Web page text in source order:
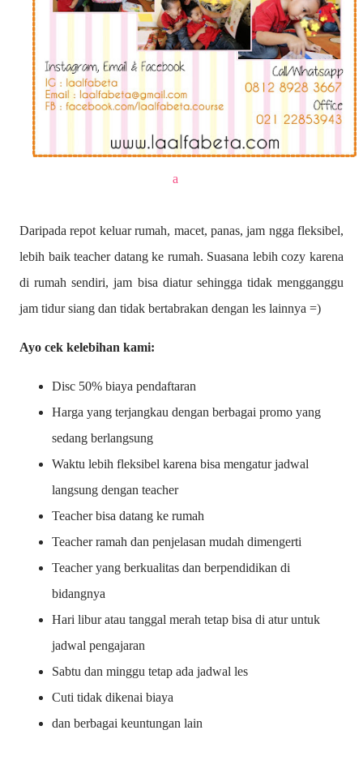
a
Daripada repot keluar rumah, macet, panas, jam ngga fleksibel,
lebih baik teacher datang ke rumah. Suasana lebih cozy karena
di rumah sendiri, jam bisa diatur sehingga tidak mengganggu
jam tidur siang dan tidak bertabrakan dengan les lainnya =)
Ayo cek kelebihan kami:
Disc 50% biaya pendaftaran
Harga yang terjangkau dengan berbagai promo yang
sedang berlangsung
Waktu lebih fleksibel karena bisa mengatur jadwal
langsung dengan teacher
Teacher bisa datang ke rumah
Teacher ramah dan penjelasan mudah dimengerti
Teacher yang berkualitas dan berpendidikan di
bidangnya
Hari libur atau tanggal merah tetap bisa di atur untuk
jadwal pengajaran
Sabtu dan minggu tetap ada jadwal les
Cuti tidak dikenai biaya
dan berbagai keuntungan lain